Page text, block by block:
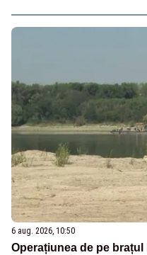
6 aug. 2026, 10:50
Operațiunea de pe